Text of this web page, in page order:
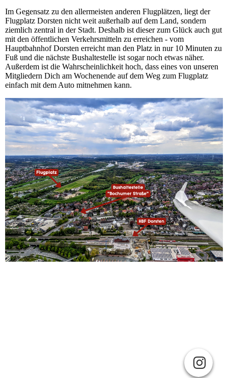
Im Gegensatz zu den allermeisten anderen Flugplätzen, liegt der
Flugplatz Dorsten nicht weit außerhalb auf dem Land, sondern
ziemlich zentral in der Stadt. Deshalb ist dieser zum Glück auch gut
mit den öffentlichen Verkehrsmitteln zu erreichen - vom
Hauptbahnhof Dorsten erreicht man den Platz in nur 10 Minuten zu
Fuß und die nächste Bushaltestelle ist sogar noch etwas näher.
Außerdem ist die Wahrscheinlichkeit hoch, dass eines von unseren
Mitgliedern Dich am Wochenende auf dem Weg zum Flugplatz
einfach mit dem Auto mitnehmen kann.